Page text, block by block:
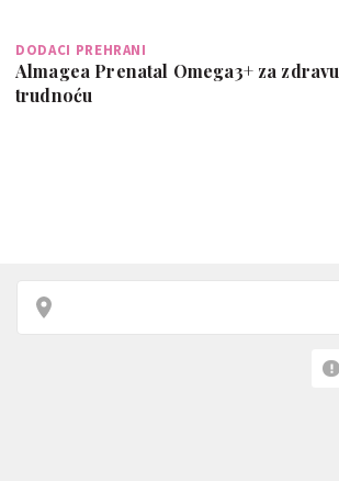
DODACI PREHRANI
Almagea Prenatal Omega3+ za zdravu
trudnoću